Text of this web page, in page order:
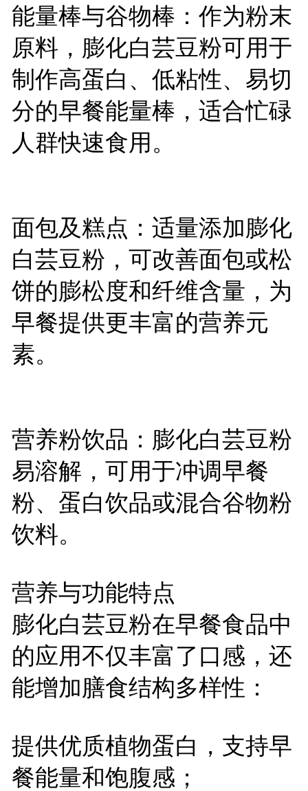
能量棒与谷物棒：作为粉末
原料，膨化白芸豆粉可用于
制作高蛋白、低粘性、易切
分的早餐能量棒，适合忙碌
人群快速食用。
面包及糕点：适量添加膨化
白芸豆粉，可改善面包或松
饼的膨松度和纤维含量，为
早餐提供更丰富的营养元
素。
营养粉饮品：膨化白芸豆粉
易溶解，可用于冲调早餐
粉、蛋白饮品或混合谷物粉
饮料。
营养与功能特点
膨化白芸豆粉在早餐食品中
的应用不仅丰富了口感，还
能增加膳食结构多样性：
提供优质植物蛋白，支持早
餐能量和饱腹感；